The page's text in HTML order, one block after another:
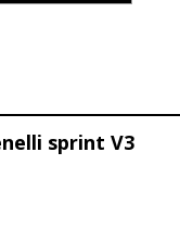
sprint V3